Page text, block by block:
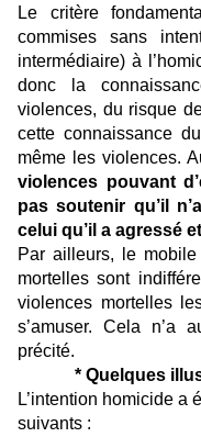
Le critère
commises sans
intermédiaire) à
donc la
violences, du risque
cette connaissance
même les violences.
violences pouvant
pas soutenir qu’il
celui qu’il a agressé
Par ailleurs, le
mortelles sont
violences mortelles
s’amuser. Cela n’a
précité.
* Quelques
L’intention homicide a
suivants :